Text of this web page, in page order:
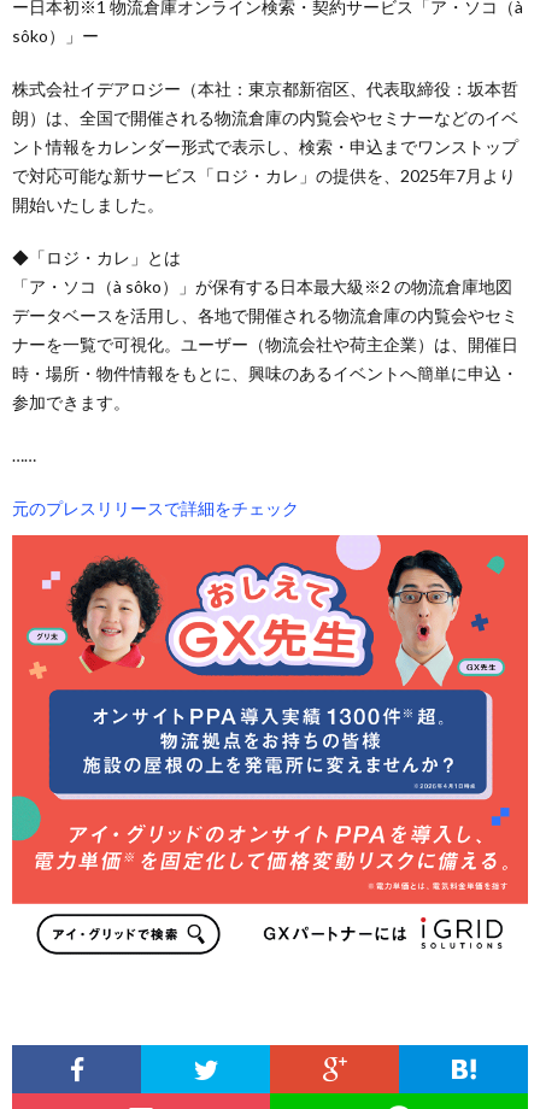
ー日本初※1 物流倉庫オンライン検索・契約サービス「ア・ソコ（à
sôko）」ー
株式会社イデアロジー（本社：東京都新宿区、代表取締役：坂本哲
朗）は、全国で開催される物流倉庫の内覧会やセミナーなどのイベ
ント情報をカレンダー形式で表示し、検索・申込までワンストップ
で対応可能な新サービス「ロジ・カレ」の提供を、2025年7月より
開始いたしました。
◆「ロジ・カレ」とは
「ア・ソコ（à sôko）」が保有する日本最大級※2 の物流倉庫地図
データベースを活用し、各地で開催される物流倉庫の内覧会やセミ
ナーを一覧で可視化。ユーザー（物流会社や荷主企業）は、開催日
時・場所・物件情報をもとに、興味のあるイベントへ簡単に申込・
参加できます。
……
元のプレスリリースで詳細をチェック